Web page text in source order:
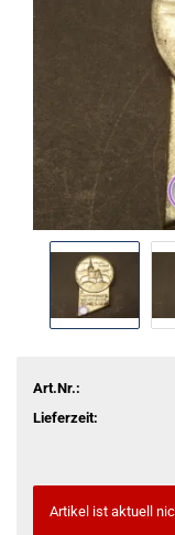
Art.Nr.:
Lieferzeit:
Artikel ist aktuell